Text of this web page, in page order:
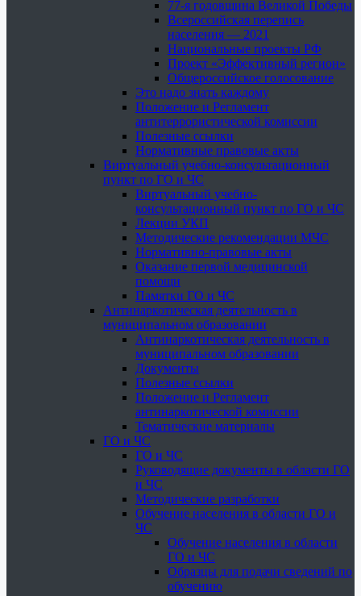
77-я годовщина Великой Победы
Всероссийская перепись
населения — 2021
Национальные проекты РФ
Проект «Эффективный регион»
Общероссийское голосование
Это надо знать каждому
Положение и Регламент
антитеррористической комиссии
Полезные ссылки
Нормативные правовые акты
Виртуальный учебно-консультационный
пункт по ГО и ЧС
Виртуальный учебно-
консультационный пункт по ГО и ЧС
Лекции УКП
Методические рекомендации МЧС
Нормативно-правовые акты
Оказание первой медицинской
помощи
Памятки ГО и ЧС
Антинаркотическая деятельность в
муниципальном образовании
Антинаркотическая деятельность в
муниципальном образовании
Документы
Полезные ссылки
Положение и Регламент
антинаркотической комиссии
Тематические материалы
ГО и ЧС
ГО и ЧС
Руководящие документы в области ГО
и ЧС
Методические разработки
Обучение населения в области ГО и
ЧС
Обучение населения в области
ГО и ЧС
Образцы для подачи сведений по
обучению